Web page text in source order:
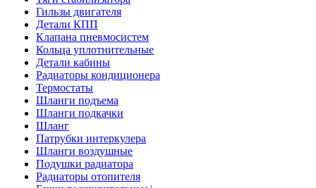
Гильзы двигателя
Детали КПП
Клапана пневмосистем
Кольца уплотнительные
Детали кабины
Радиаторы кондиционера
Термостаты
Шланги подъема
Шланги подкачки
Шланг
Патрубки интеркулера
Шланги воздушные
Подушки радиатора
Радиаторы отопителя